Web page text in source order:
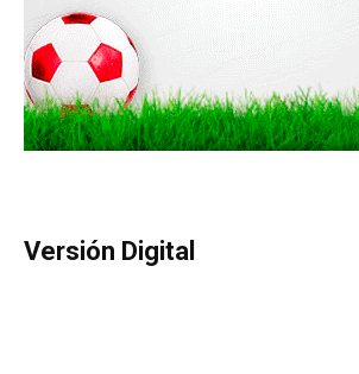
Versión Digital